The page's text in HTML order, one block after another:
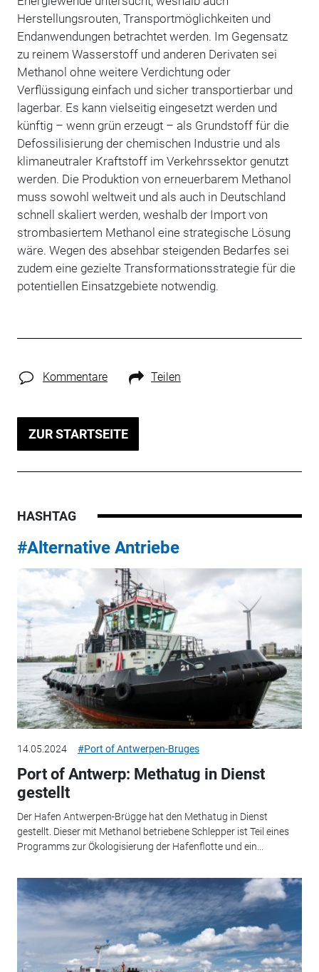
Herstellungsrouten, Transportmöglichkeiten und
Endanwendungen betrachtet werden. Im Gegensatz
zu reinem Wasserstoff und anderen Derivaten sei
Methanol ohne weitere Verdichtung oder
Verflüssigung einfach und sicher transportierbar und
lagerbar. Es kann vielseitig eingesetzt werden und
künftig – wenn grün erzeugt – als Grundstoff für die
Defossilisierung der chemischen Industrie und als
klimaneutraler Kraftstoff im Verkehrssektor genutzt
werden. Die Produktion von erneuerbarem Methanol
muss sowohl weltweit und als auch in Deutschland
schnell skaliert werden, weshalb der Import von
strombasiertem Methanol eine strategische Lösung
wäre. Wegen des absehbar steigenden Bedarfes sei
zudem eine gezielte Transformationsstrategie für die
potentiellen Einsatzgebiete notwendig.
Kommentare Teilen
ZUR STARTSEITE
HASHTAG
#Alternative Antriebe
14.05.2024 #Port of Antwerpen-Bruges
Port of Antwerp: Methatug in Dienst
gestellt
Der Hafen Antwerpen-Brügge hat den Methatug in Dienst
gestellt. Dieser mit Methanol betriebene Schlepper ist Teil eines
Programms zur Ökologisierung der Hafenflotte und ein...